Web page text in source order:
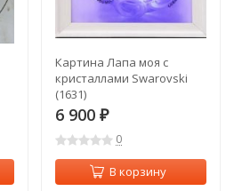
Картина Лапа моя с
кристаллами Swarovski
(1631)
6 900 ₽
0
В корзину